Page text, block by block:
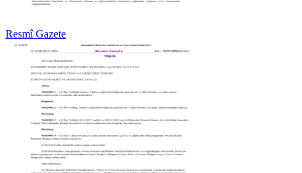
Resmî Gazete